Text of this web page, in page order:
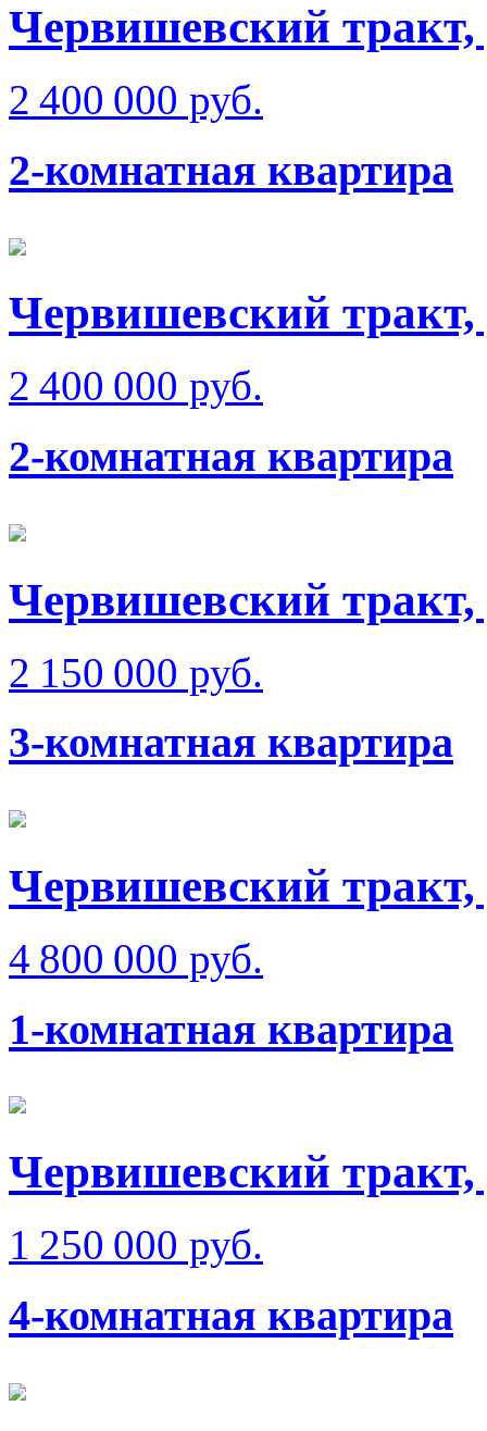
Червишевский
2 400 000 руб.
2-комнатная квартира
Червишевский
2 400 000 руб.
2-комнатная квартира
Червишевский
2 150 000 руб.
3-комнатная квартира
Червишевский
4 800 000 руб.
1-комнатная квартира
Червишевский
1 250 000 руб.
4-комнатная квартира